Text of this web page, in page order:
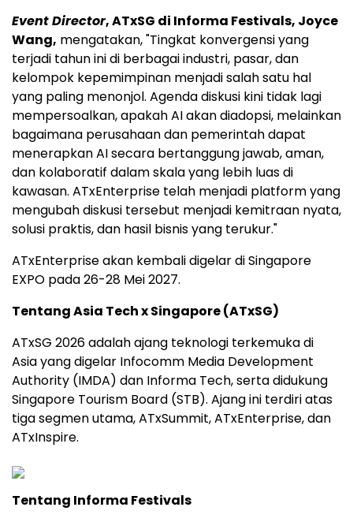
Event Director, ATxSG di Informa Festivals, Joyce
Wang, mengatakan, "Tingkat konvergensi yang
terjadi tahun ini di berbagai industri, pasar, dan
kelompok kepemimpinan menjadi salah satu hal
yang paling menonjol. Agenda diskusi kini tidak lagi
mempersoalkan, apakah AI akan diadopsi, melainkan
bagaimana perusahaan dan pemerintah dapat
menerapkan AI secara bertanggung jawab, aman,
dan kolaboratif dalam skala yang lebih luas di
kawasan. ATxEnterprise telah menjadi platform yang
mengubah diskusi tersebut menjadi kemitraan nyata,
solusi praktis, dan hasil bisnis yang terukur."
ATxEnterprise akan kembali digelar di Singapore
EXPO pada 26-28 Mei 2027.
Tentang Asia Tech x Singapore (ATxSG)
ATxSG 2026 adalah ajang teknologi terkemuka di
Asia yang digelar Infocomm Media Development
Authority (IMDA) dan Informa Tech, serta didukung
Singapore Tourism Board (STB). Ajang ini terdiri atas
tiga segmen utama, ATxSummit, ATxEnterprise, dan
ATxInspire.
Tentang Informa Festivals